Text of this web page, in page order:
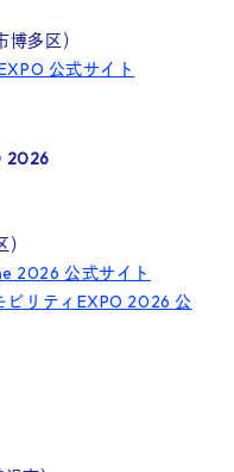
多区）
公式サイト
2026
2026 公式サイト
ビリティEXPO 2026 公